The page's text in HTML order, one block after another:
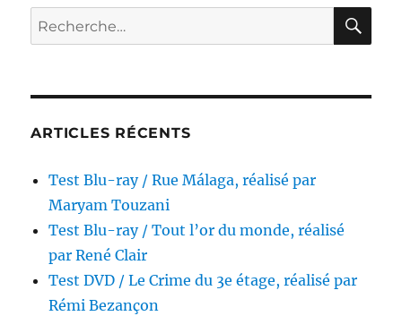
l’erreur…,
réalisé
par
Recherche
pour :
ARTICLES RÉCENTS
Test Blu-ray / Rue Málaga, réalisé par
Maryam Touzani
Test Blu-ray / Tout l’or du monde, réalisé
par René Clair
Test DVD / Le Crime du 3e étage, réalisé par
Rémi Bezançon